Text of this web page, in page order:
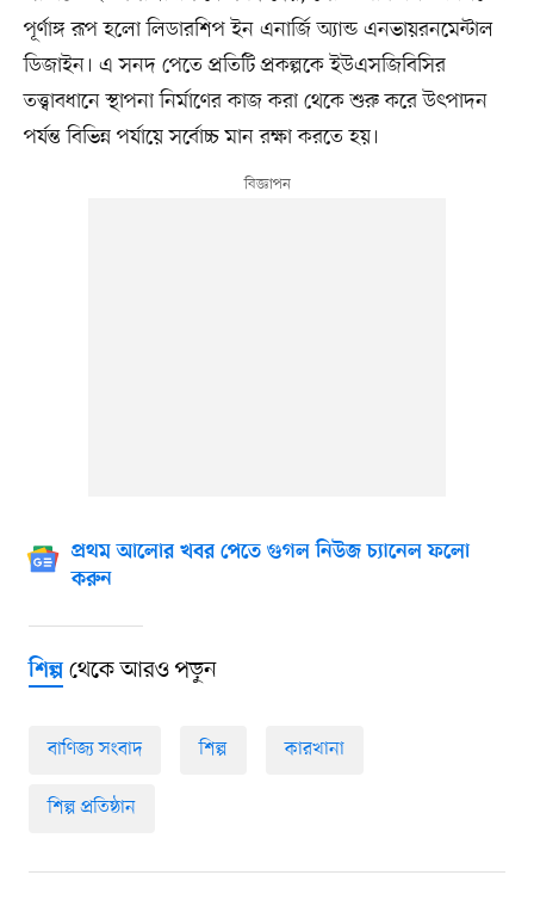
পূর্ণাঙ্গ রূপ হলো লিডারশিপ ইন এনার্জি অ্যান্ড এনভায়রনমেন্টাল
ডিজাইন। এ সনদ পেতে প্রতিটি প্রকল্পকে ইউএসজিবিসির
তত্ত্বাবধানে স্থাপনা নির্মাণের কাজ করা থেকে শুরু করে উৎপাদন
পর্যন্ত বিভিন্ন পর্যায়ে সর্বোচ্চ মান রক্ষা করতে হয়।
প্রথম আলোর খবর পেতে গুগল নিউজ চ্যানেল ফলো
করুন
শিল্পথেকে আরও পড়ুন
বাণিজ্য সংবাদ শিল্প কারখানা
শিল্প প্রতিষ্ঠান